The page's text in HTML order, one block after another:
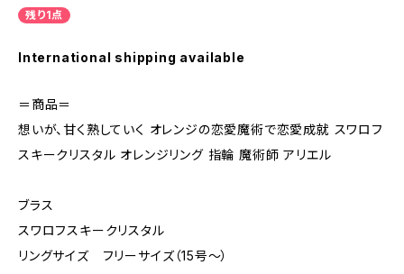
残り1点
International shipping available
＝商品＝
想いが、甘く熟していく オレンジの恋愛魔術で恋愛成就 スワロフ
スキークリスタル オレンジリング 指輪 魔術師 アリエル
ブラス
スワロフスキークリスタル
リングサイズ フリーサイズ（15号～）